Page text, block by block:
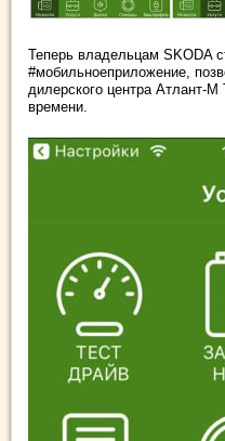
Теперь владельцам SKODA
#мобильноеприложение,
дилерского центра Атлант-
времени.